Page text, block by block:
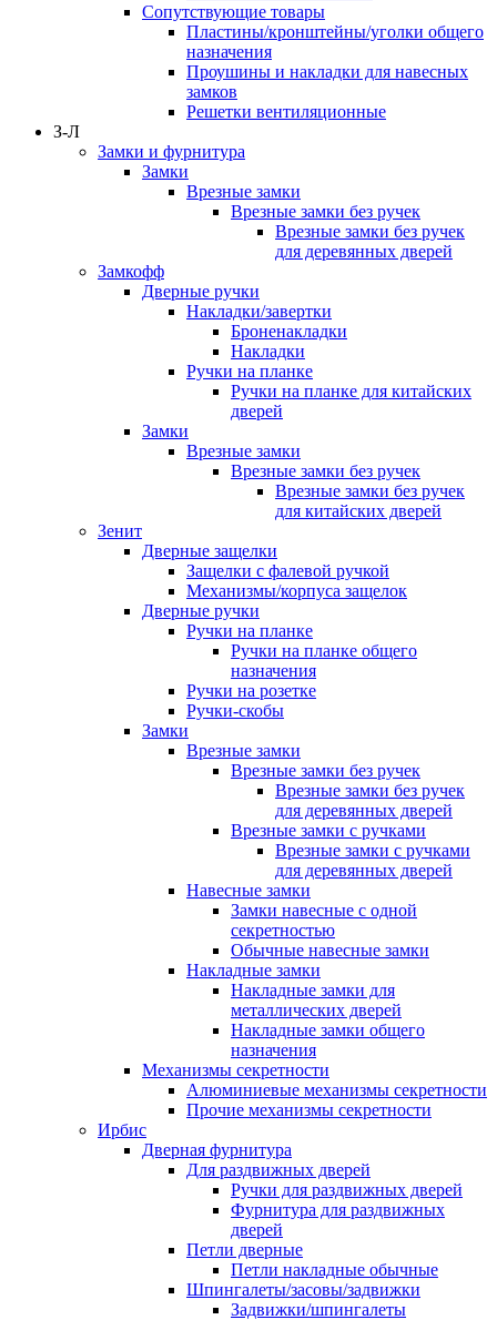
Сопутствующие товары
Пластины/кронштейны/уголки общего
назначения
Проушины и накладки для навесных
замков
Решетки вентиляционные
З-Л
Замки и фурнитура
Замки
Врезные замки
Врезные замки без ручек
Врезные замки без ручек
для деревянных дверей
Замкофф
Дверные ручки
Накладки/завертки
Броненакладки
Накладки
Ручки на планке
Ручки на планке для китайских
дверей
Замки
Врезные замки
Врезные замки без ручек
Врезные замки без ручек
для китайских дверей
Зенит
Дверные защелки
Защелки с фалевой ручкой
Механизмы/корпуса защелок
Дверные ручки
Ручки на планке
Ручки на планке общего
назначения
Ручки на розетке
Ручки-скобы
Замки
Врезные замки
Врезные замки без ручек
Врезные замки без ручек
для деревянных дверей
Врезные замки с ручками
Врезные замки с ручками
для деревянных дверей
Навесные замки
Замки навесные с одной
секретностью
Обычные навесные замки
Накладные замки
Накладные замки для
металлических дверей
Накладные замки общего
назначения
Механизмы секретности
Алюминиевые механизмы секретности
Прочие механизмы секретности
Ирбис
Дверная фурнитура
Для раздвижных дверей
Ручки для раздвижных дверей
Фурнитура для раздвижных
дверей
Петли дверные
Петли накладные обычные
Шпингалеты/засовы/задвижки
Задвижки/шпингалеты